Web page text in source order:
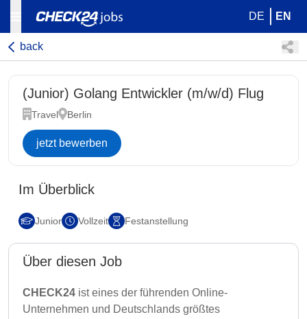
DE EN
back
(Junior) Golang Entwickler (m/w/d) Flug
Travel Berlin
jetzt bewerben
Im Überblick
Junior Vollzeit Festanstellung
Über diesen Job
CHECK24 ist eines der führenden Online-
Unternehmen und Deutschlands größtes